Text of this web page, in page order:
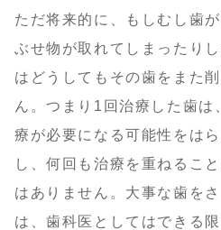
ただ将来的に、もしむし歯
ぶせ物が取れてしまったり
はどうしてもその歯をまた
ん。つまり1回治療した歯は
療が必要になる可能性をは
し、何回も治療を重ねるこ
はありません。大事な歯を
は、歯科医としてはできる